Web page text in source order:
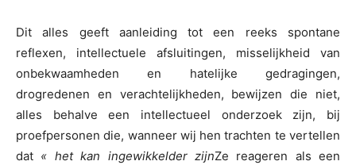
Dit alles geeft aanleiding tot een reeks spontane
reflexen, intellectuele afsluitingen, misselijkheid van
onbekwaamheden en hatelijke gedragingen,
drogredenen en verachtelijkheden, bewijzen die niet,
alles behalve een intellectueel onderzoek zijn, bij
proefpersonen die, wanneer wij hen trachten te vertellen
dat « het kan ingewikkelder zijnZe reageren als een